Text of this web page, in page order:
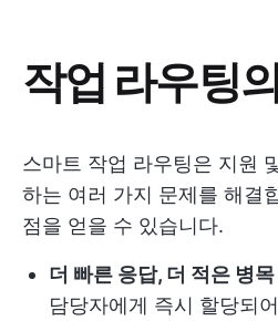
작업 라우팅
스마트 작업 라우팅은 지원
하는 여러 가지 문제를 해결
점을 얻을 수 있습니다.
더 빠른 응답, 더 적은 병
담당자에게 즉시 할당되